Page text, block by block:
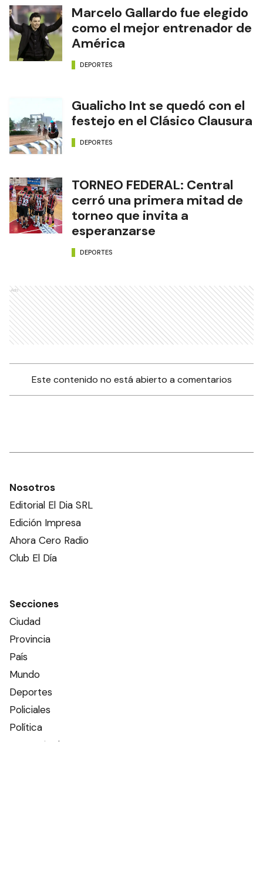
Marcelo Gallardo fue elegido
como el mejor entrenador de
América
DEPORTES
Gualicho Int se quedó con el
festejo en el Clásico Clausura
DEPORTES
TORNEO FEDERAL: Central
cerró una primera mitad de
torneo que invita a
esperanzarse
DEPORTES
Ads
Este contenido no está abierto a comentarios
Nosotros
Editorial El Dia SRL
Edición Impresa
Ahora Cero Radio
Club El Día
Secciones
Ciudad
Provincia
País
Mundo
Deportes
Policiales
Política
Espectáculos